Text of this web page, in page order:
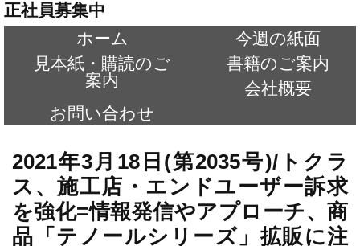
正社員募集中
ホーム
今週の紙面
見本紙・購読のご
案内
書籍のご案内
会社概要
お問い合わせ
2021年3月18日(第2035号)/トクラ
ス、施工店・エンドユーザー訴求
を強化=情報発信やアプローチ、商
品「テノールシリーズ」拡販に注